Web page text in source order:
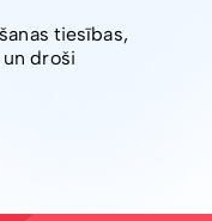
tiesības,
droši